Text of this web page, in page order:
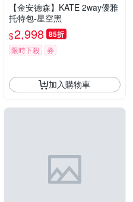
【金安德森】KATE 2way優雅
托特包-星空黑
$2,998 85折
限時下殺 券
加入購物車